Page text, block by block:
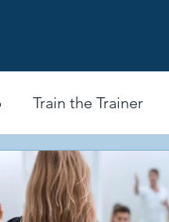
Train the Trainer
Führungskraft